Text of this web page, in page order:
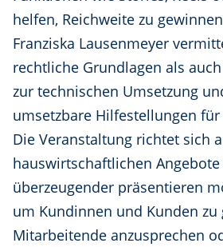
helfen, Reichweite zu
Franziska Lausenmeyer
rechtliche Grundlagen als
zur technischen Umsetzung
umsetzbare Hilfestellungen
Die Veranstaltung richtet sich
hauswirtschaftlichen
überzeugender präsentieren
um Kundinnen und Kunden zu
Mitarbeitende anzusprechen